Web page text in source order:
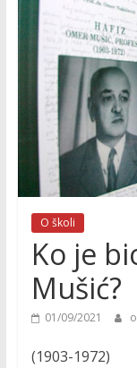
O školi
Ko je
Mušić?
01/09/2021
(1903-1972)